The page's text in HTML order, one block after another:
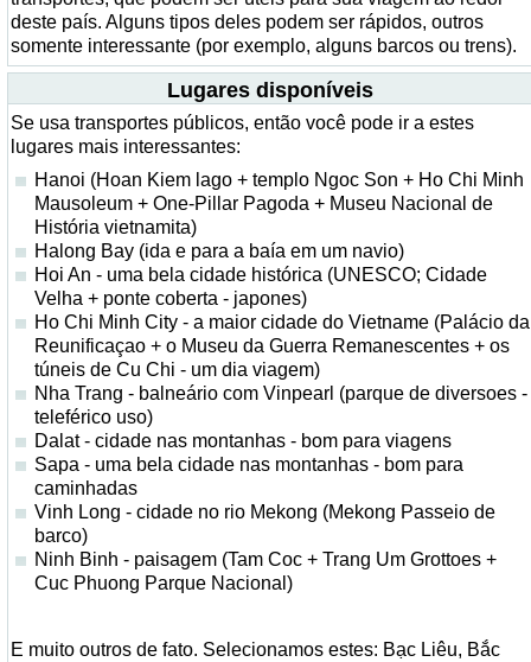
deste país. Alguns tipos deles podem ser rápidos, outros
somente interessante (por exemplo, alguns barcos ou trens).
Lugares disponíveis
Se usa transportes públicos, então você pode ir a estes
lugares mais interessantes:
Hanoi (Hoan Kiem lago + templo Ngoc Son + Ho Chi Minh
Mausoleum + One-Pillar Pagoda + Museu Nacional de
História vietnamita)
Halong Bay (ida e para a baía em um navio)
Hoi An - uma bela cidade histórica (UNESCO; Cidade
Velha + ponte coberta - japones)
Ho Chi Minh City - a maior cidade do Vietname (Palácio da
Reunificaçao + o Museu da Guerra Remanescentes + os
túneis de Cu Chi - um dia viagem)
Nha Trang - balneário com Vinpearl (parque de diversoes -
teleférico uso)
Dalat - cidade nas montanhas - bom para viagens
Sapa - uma bela cidade nas montanhas - bom para
caminhadas
Vinh Long - cidade no rio Mekong (Mekong Passeio de
barco)
Ninh Binh - paisagem (Tam Coc + Trang Um Grottoes +
Cuc Phuong Parque Nacional)
E muito outros de fato. Selecionamos estes: Bạc Liêu, Bắc